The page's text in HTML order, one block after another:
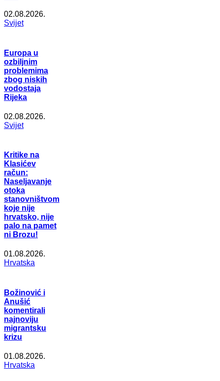
02.08.2026.
Svijet
Europa u
ozbiljnim
problemima
zbog niskih
vodostaja
Rijeka
02.08.2026.
Svijet
Kritike na
Klasićev
račun:
Naseljavanje
otoka
stanovništvom
koje nije
hrvatsko, nije
palo na pamet
ni Brozu!
01.08.2026.
Hrvatska
Božinović i
Anušić
komentirali
najnoviju
migrantsku
krizu
01.08.2026.
Hrvatska